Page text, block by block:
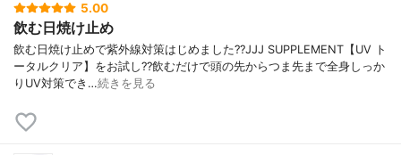
5.00
飲む日焼け止め
飲む日焼け止めで紫外線対策はじめました??JJJ SUPPLEMENT【UV ト
ータルクリア】をお試し??飲むだけで頭の先からつま先まで全身しっか
りUV対策でき…続きを見る